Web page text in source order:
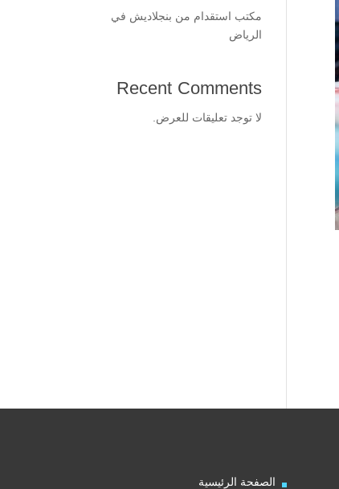
مكتب استقدام من بنجلاديش في
الرياض
Recent Comments
لا توجد تعليقات للعرض.
الصفحة الرئيسية